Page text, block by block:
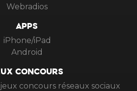
Webradios
APPS
iPhone/iPad
Android
CONCOURS
concours réseaux sociaux